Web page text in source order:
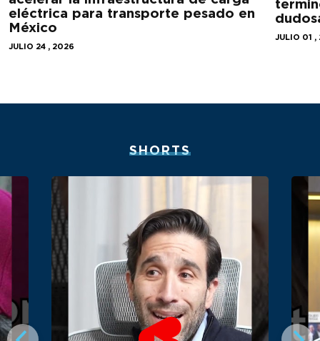
eléctrica para transporte pesado en
México
JULIO 24 , 2026
JULIO 01
SHORTS